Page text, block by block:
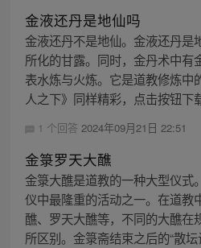
金液还丹是地仙吗
金液还丹不是地仙。金液还丹是
所化的甘露。同时，金丹术中有
表水炼与火炼。它是道教修炼中
人之下》同样精彩，点击按钮下
1 个回答 2024年09月21日 22:51
金箓罗天大醮
金箓大醮是道教的一种大型仪式
仪中最隆重的活动之一。在道教
醮、罗天大醮等，不同的大醮在
所区别。金箓斋结束之后的“散